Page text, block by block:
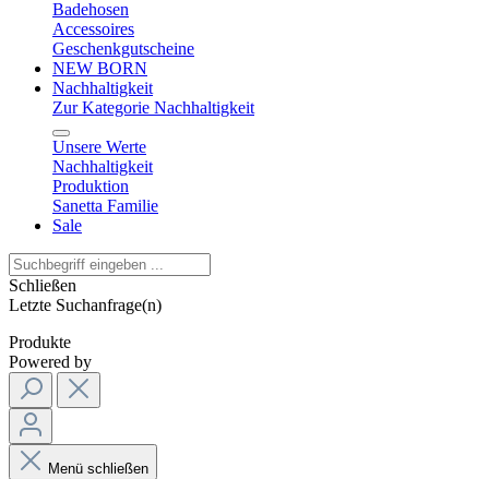
Badehosen
Accessoires
Geschenkgutscheine
NEW BORN
Nachhaltigkeit
Zur Kategorie Nachhaltigkeit
Unsere Werte
Nachhaltigkeit
Produktion
Sanetta Familie
Sale
Schließen
Letzte Suchanfrage(n)
Produkte
Powered by
Menü schließen